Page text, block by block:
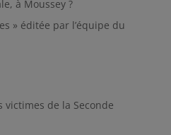
à Moussey ?
» éditée par l’équipe du
de la Seconde